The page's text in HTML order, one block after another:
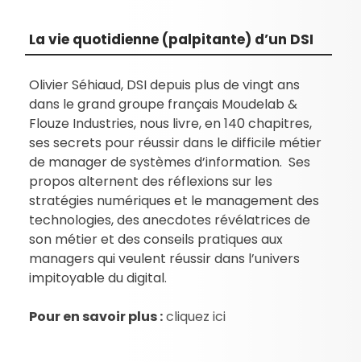
La vie quotidienne (palpitante) d’un DSI
Olivier Séhiaud, DSI depuis plus de vingt ans
dans le grand groupe français Moudelab &
Flouze Industries, nous livre, en 140 chapitres,
ses secrets pour réussir dans le difficile métier
de manager de systèmes d’information. Ses
propos alternent des réflexions sur les
stratégies numériques et le management des
technologies, des anecdotes révélatrices de
son métier et des conseils pratiques aux
managers qui veulent réussir dans l’univers
impitoyable du digital.
Pour en savoir plus :cliquez ici